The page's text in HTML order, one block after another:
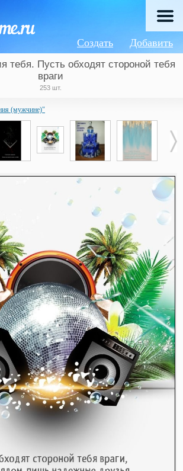
Добавить
Создать
тебя. Пусть обходят стороной тебя
враги
253 шт.
(мужчине)"